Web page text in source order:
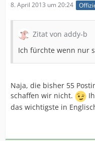
8. April 2013 um 20:24
Zitat von addy-b
Ich fürchte wenn nur
Naja, die bisher 55
schaffen wir nicht.
das wichtigste in